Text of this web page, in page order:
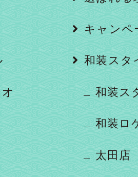
キャンペ
和装スタ
和装ス
和装ロ
太田店